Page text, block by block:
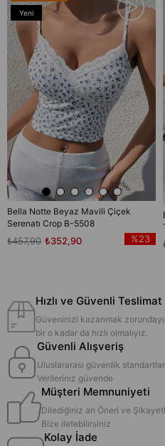
Bella Notte Beyaz Mavili Çiçek
Serenatı Crop B-5508
₺352,90
₺457,90 %23
Yeni
Hızlı ve Güvenli Teslimat
Güveninizi kazanmak
bir o kadar da hızlı olmalıyız.
Güvenli Alışveriş
Uluslararası güvenlik
Verileriniz güvende
Müşteri Memnuniyeti
Dilediğiniz an Öneri ve
Bize iletebilirsiniz
Kolay İade